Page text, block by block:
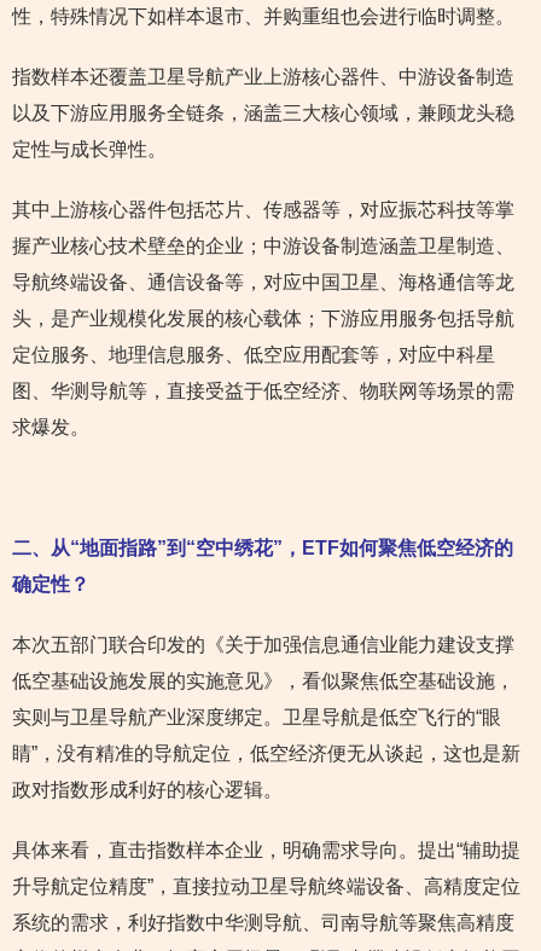
性，特殊情况下如样本退市、并购重组也会进行临时调整。
指数样本还覆盖卫星导航产业上游核心器件、中游设备制造
以及下游应用服务全链条，涵盖三大核心领域，兼顾龙头稳
定性与成长弹性。
其中上游核心器件包括芯片、传感器等，对应振芯科技等掌
握产业核心技术壁垒的企业；中游设备制造涵盖卫星制造、
导航终端设备、通信设备等，对应中国卫星、海格通信等龙
头，是产业规模化发展的核心载体；下游应用服务包括导航
定位服务、地理信息服务、低空应用配套等，对应中科星
图、华测导航等，直接受益于低空经济、物联网等场景的需
求爆发。
二、从“地面指路”到“空中绣花” ，ETF如何聚焦低空经济的
确定性？
本次五部门联合印发的《关于加强信息通信业能力建设支撑
低空基础设施发展的实施意见》，看似聚焦低空基础设施，
实则与卫星导航产业深度绑定。卫星导航是低空飞行的“眼
睛”，没有精准的导航定位，低空经济便无从谈起，这也是新
政对指数形成利好的核心逻辑。
具体来看，直击指数样本企业，明确需求导向。提出“辅助提
升导航定位精度”，直接拉动卫星导航终端设备、高精度定位
系统的需求，利好指数中华测导航、司南导航等聚焦高精度